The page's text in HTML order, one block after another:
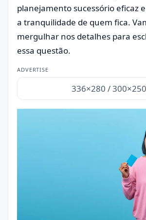
planejamento sucessório eficaz
a tranquilidade de quem fica.
mergulhar nos detalhes para
essa questão.
ADVERTISE
336×280 / 300×250